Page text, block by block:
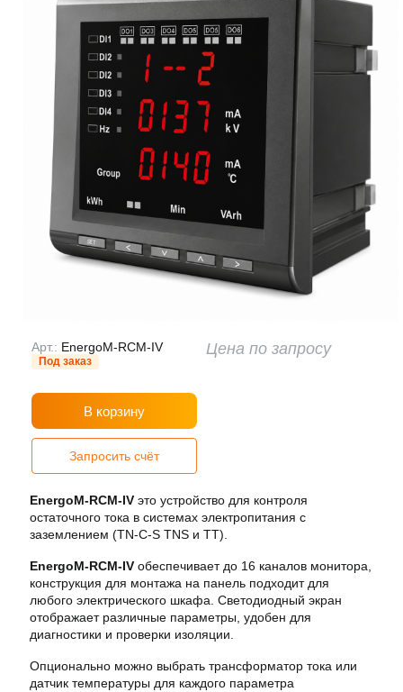
Арт.: EnergoM-RCM-IV
Под заказ
Цена по запросу
В корзину
Запросить счёт
EnergoM-RCM-IV это устройство для контроля
остаточного тока в системах электропитания с
заземлением (TN-C-S TNS и TT).
EnergoM-RCM-IV обеспечивает до 16 каналов монитора,
конструкция для монтажа на панель подходит для
любого электрического шкафа. Светодиодный экран
отображает различные параметры, удобен для
диагностики и проверки изоляции.
Опционально можно выбрать трансформатор тока или
датчик температуры для каждого параметра